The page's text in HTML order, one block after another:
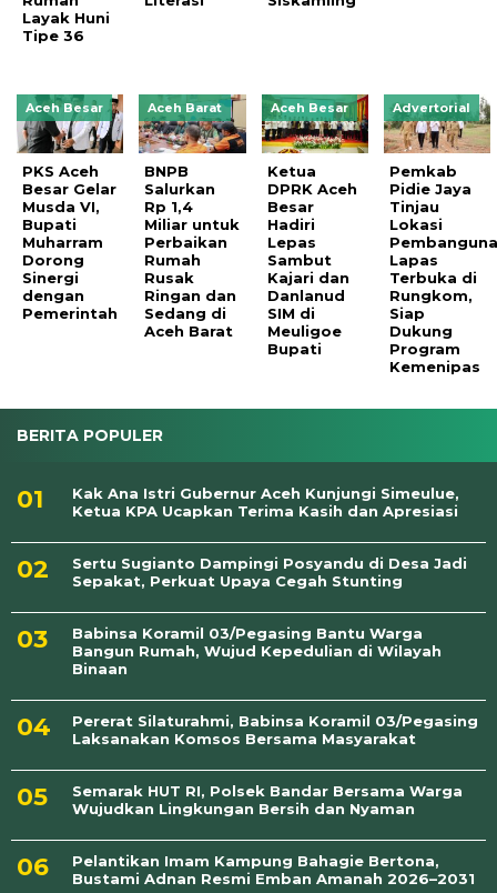
Layak Huni
Tipe 36
Aceh Besar
PKS Aceh
Besar Gelar
Musda VI,
Bupati
Muharram
Dorong
Sinergi
dengan
Pemerintah
Aceh Barat
BNPB
Salurkan
Rp 1,4
Miliar untuk
Perbaikan
Rumah
Rusak
Ringan dan
Sedang di
Aceh Barat
Aceh Besar
Ketua
DPRK Aceh
Besar
Hadiri
Lepas
Sambut
Kajari dan
Danlanud
SIM di
Meuligoe
Bupati
Advertorial
Pemkab
Pidie Jaya
Tinjau
Lokasi
Lapas
Terbuka di
Rungkom,
Siap
Dukung
Program
Kemenipas
BERITA POPULER
Kak Ana Istri Gubernur Aceh Kunjungi Simeulue,
Ketua KPA Ucapkan Terima Kasih dan Apresiasi
Sertu Sugianto Dampingi Posyandu di Desa Jadi
Sepakat, Perkuat Upaya Cegah Stunting
Babinsa Koramil 03/Pegasing Bantu Warga
Bangun Rumah, Wujud Kepedulian di Wilayah
Binaan
Pererat Silaturahmi, Babinsa Koramil 03/Pegasing
Laksanakan Komsos Bersama Masyarakat
Semarak HUT RI, Polsek Bandar Bersama Warga
Wujudkan Lingkungan Bersih dan Nyaman
Pelantikan Imam Kampung Bahagie Bertona,
Bustami Adnan Resmi Emban Amanah 2026–2031